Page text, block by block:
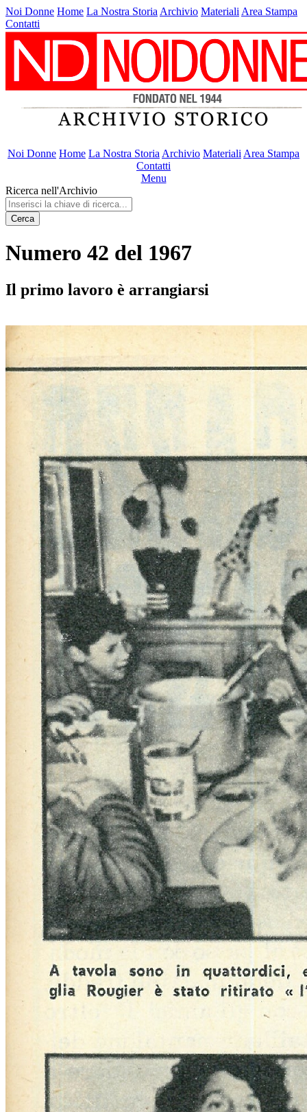
Noi Donne Home La Nostra Storia Archivio Materiali Area Stampa
Contatti
Noi Donne Home La Nostra Storia Archivio Materiali Area Stampa
Contatti
Menu
Ricerca nell'Archivio
Cerca
Numero 42 del 1967
Il primo lavoro è arrangiarsi